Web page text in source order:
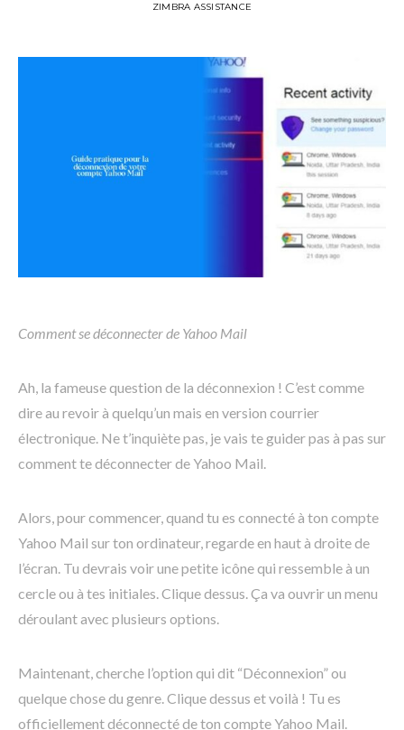
ZIMBRA ASSISTANCE
Comment se déconnecter de Yahoo Mail
Ah, la fameuse question de la déconnexion ! C’est comme
dire au revoir à quelqu’un mais en version courrier
électronique. Ne t’inquiète pas, je vais te guider pas à pas sur
comment te déconnecter de Yahoo Mail.
Alors, pour commencer, quand tu es connecté à ton compte
Yahoo Mail sur ton ordinateur, regarde en haut à droite de
l’écran. Tu devrais voir une petite icône qui ressemble à un
cercle ou à tes initiales. Clique dessus. Ça va ouvrir un menu
déroulant avec plusieurs options.
Maintenant, cherche l’option qui dit “Déconnexion” ou
quelque chose du genre. Clique dessus et voilà ! Tu es
officiellement déconnecté de ton compte Yahoo Mail.